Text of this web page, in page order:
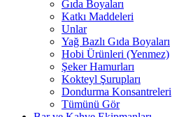
Gıda Boyaları
Katkı Maddeleri
Unlar
Yağ Bazlı Gıda Boyaları
Hobi Ürünleri (Yenmez)
Şeker Hamurları
Kokteyl Şurupları
Dondurma Konsantreleri
Tümünü Gör